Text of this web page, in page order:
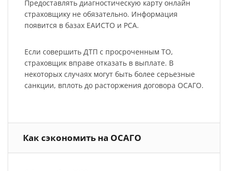
Предоставлять диагностическую карту онлайн
страховщику не обязательно. Информация
появится в базах ЕАИСТО и РСА.
Если совершить ДТП с просроченным ТО,
страховщик вправе отказать в выплате. В
некоторых случаях могут быть более серьезные
санкции, вплоть до расторжения договора ОСАГО.
Как сэкономить на ОСАГО